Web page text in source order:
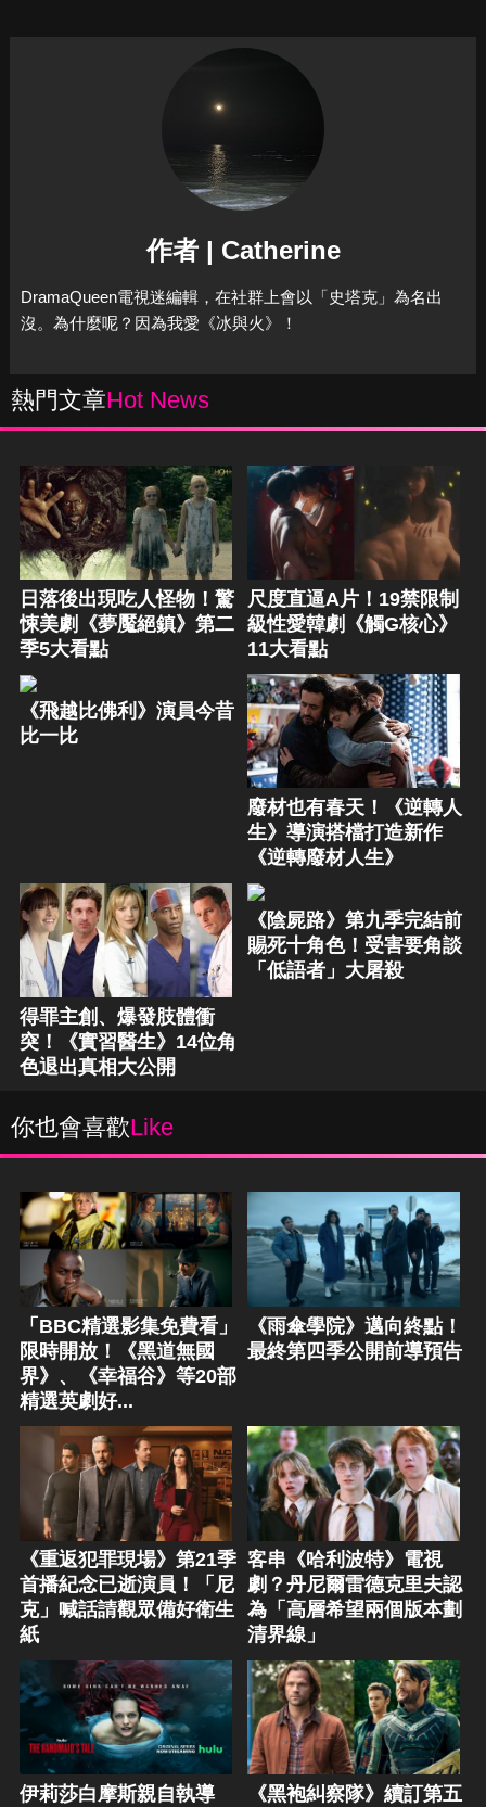
作者 | Catherine
DramaQueen電視迷編輯，在社群上會以「史塔克」為名出
沒。為什麼呢？因為我愛《冰與火》！
熱門文章Hot News
日落後出現吃人怪物！驚
悚美劇《夢魘絕鎮》第二
季5大看點
尺度直逼A片！19禁限制
級性愛韓劇《觸G核心》
11大看點
《飛越比佛利》演員今昔
比一比
廢材也有春天！《逆轉人
生》導演搭檔打造新作
《逆轉廢材人生》
得罪主創、爆發肢體衝
突！《實習醫生》14位角
色退出真相大公開
《陰屍路》第九季完結前
賜死十角色！受害要角談
「低語者」大屠殺
你也會喜歡Like
「BBC精選影集免費看」
限時開放！《黑道無國
界》、《幸福谷》等20部
精選英劇好...
《雨傘學院》邁向終點！
最終第四季公開前導預告
《重返犯罪現場》第21季
首播紀念已逝演員！「尼
克」喊話請觀眾備好衛生
紙
客串《哈利波特》電視
劇？丹尼爾雷德克里夫認
為「高層希望兩個版本劃
清界線」
伊莉莎白摩斯親自執導
《黑袍糾察隊》續訂第五